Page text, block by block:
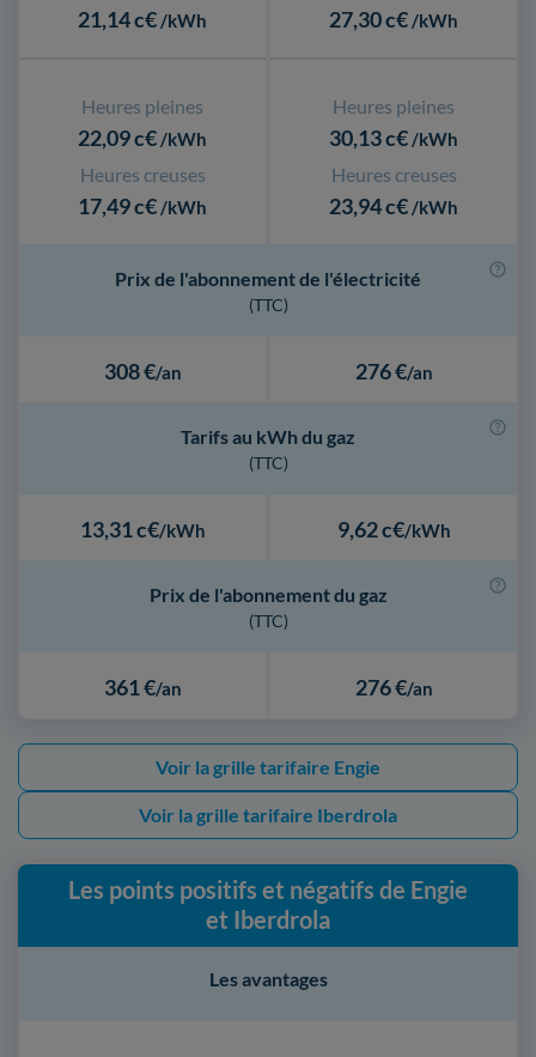
21,14 c€ /kWh
Heures pleines
22,09 c€ /kWh
Heures creuses
17,49 c€ /kWh
27,30 c€ /kWh
Heures pleines
30,13 c€ /kWh
Heures creuses
23,94 c€ /kWh
308 €/an
Prix de l'abonnement de l'électricité
(TTC)
276 €/an
13,31 c€/kWh
Tarifs au kWh du gaz
(TTC)
9,62 c€/kWh
361 €/an
Prix de l'abonnement du gaz
(TTC)
276 €/an
Voir la grille tarifaire Engie
Voir la grille tarifaire Iberdrola
Les points positifs et négatifs de Engie
et Iberdrola
Les avantages